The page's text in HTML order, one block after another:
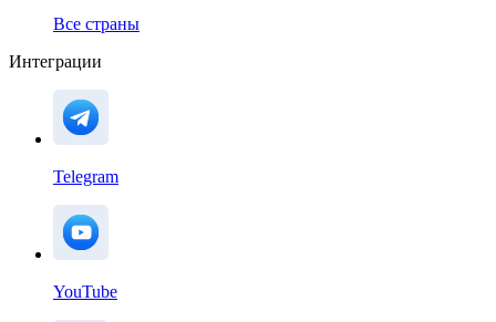
Все страны
Интеграции
Telegram
YouTube